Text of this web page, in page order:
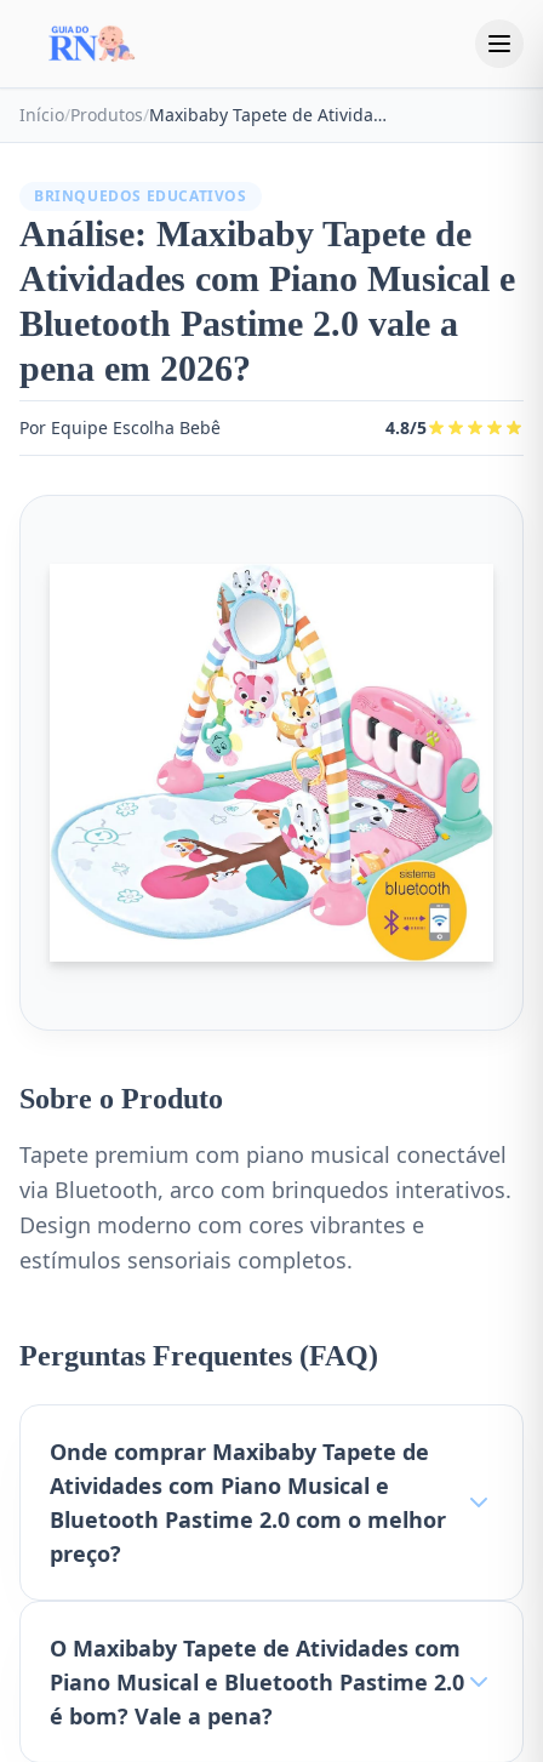
Início/Produtos/ Maxibaby Tapete de Atividades com Piano Musical e Bluetooth Pastime 2.0
BRINQUEDOS EDUCATIVOS
Análise: Maxibaby Tapete de
Atividades com Piano Musical e
Bluetooth Pastime 2.0 vale a
pena em 2026?
Por Equipe Escolha Bebê 4.8/5
Sobre o Produto
Tapete premium com piano musical conectável
via Bluetooth, arco com brinquedos interativos.
Design moderno com cores vibrantes e
estímulos sensoriais completos.
Perguntas Frequentes (FAQ)
Onde comprar Maxibaby Tapete de
Atividades com Piano Musical e
Bluetooth Pastime 2.0 com o melhor
preço?
O Maxibaby Tapete de Atividades com
Piano Musical e Bluetooth Pastime 2.0
é bom? Vale a pena?